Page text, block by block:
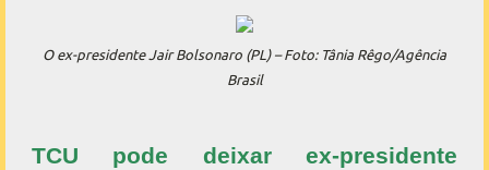
O ex-presidente Jair Bolsonaro (PL) – Foto: Tânia Rêgo/Agência
Brasil
TCU pode deixar ex-presidente